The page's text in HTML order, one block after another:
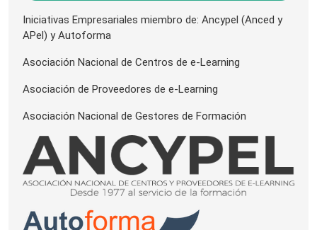
Iniciativas Empresariales miembro de: Ancypel (Anced y
APel) y Autoforma
Asociación Nacional de Centros de e-Learning
Asociación de Proveedores de e-Learning
Asociación Nacional de Gestores de Formación